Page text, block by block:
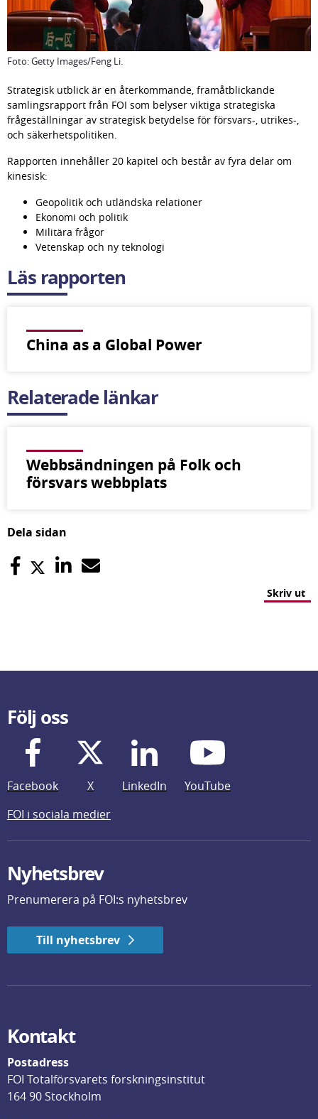
Foto: Getty Images/Feng Li.
Strategisk utblick är en återkommande, framåtblickande
samlingsrapport från FOI som belyser viktiga strategiska
frågeställningar av strategisk betydelse för försvars-, utrikes-,
och säkerhetspolitiken.
Rapporten innehåller 20 kapitel och består av fyra delar om
kinesisk:
Geopolitik och utländska relationer
Ekonomi och politik
Militära frågor
Vetenskap och ny teknologi
Läs rapporten
China as a Global Power
Relaterade länkar
Webbsändningen på Folk och
försvars webbplats
Dela sidan
Skriv ut
Följ oss
Facebook X LinkedIn
YouTube
FOI i sociala medier
Nyhetsbrev
Prenumerera på FOI:s nyhetsbrev
Till nyhetsbrev
Kontakt
Postadress
FOI Totalförsvarets forskningsinstitut
164 90 Stockholm